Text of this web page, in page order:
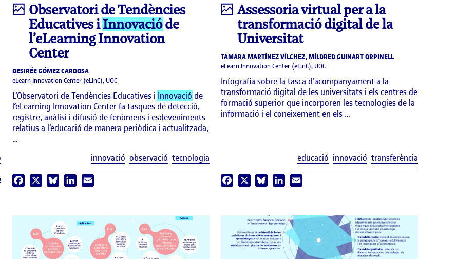
Etiquetes
Infografia
Observatori de Tendències
Educatives iInnovacióde
l’eLearning Innovation
Center
DESIRÉE GÓMEZ CARDOSA
eLearn Innovation Center (eLinC), UOC
L’Observatori de Tendències Educatives i Innovació de
l’eLearning Innovation Center fa tasques de detecció,
registre, anàlisi i difusió de fenòmens i esdeveniments
relatius a l’educació de manera periòdica i actualitzada,
…
Etiquetes
innovació observació tecnologia
Facebook Bluesky LinkedIn
Infografia
Assessoria virtual per a la
transformació digital de la
Universitat
TAMARA MARTÍNEZ VÍLCHEZ, MÍLDRED GUINART ORPINELL
eLearn Innovation Center (eLinC), UOC
Infografia sobre la tasca d’acompanyament a la
transformació digital de les universitats i els centres de
formació superior que incorporen les tecnologies de la
informació i el coneixement en els …
educació innovació transferència
Facebook Bluesky LinkedIn